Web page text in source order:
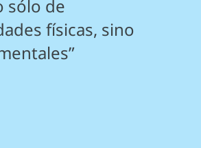
sólo de
físicas, sino